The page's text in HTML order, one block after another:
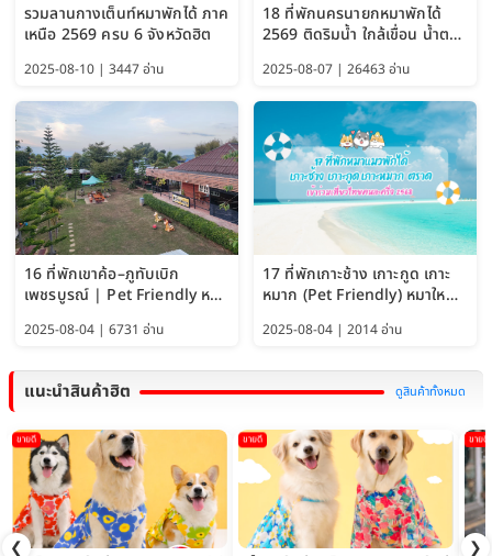
รวมลานกางเต็นท์หมาพักได้ ภาค
เหนือ 2569 ครบ 6 จังหวัดฮิต
2025-08-10 | 3447 อ่าน
18 ที่พักนครนายกหมาพักได้
2569 ติดริมน้ำ ใกล้เขื่อน น้ำตก
ได้
2025-08-07 | 26463 อ่าน
16 ที่พักเขาค้อ–ภูทับเบิก
เพชรบูรณ์ | Pet Friendly หมา
2025-08-04 | 6731 อ่าน
17 ที่พักเกาะช้าง เกาะกูด เกาะ
หมาก (Pet Friendly) หมาใหญ่
2025-08-04 | 2014 อ่าน
แนะนำสินค้าฮิต ดูสินค้าทั้งหมด
❮ ❯
ขายดี ขายดี ขายดี